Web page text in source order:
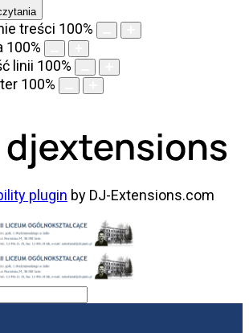
treści 100%
100%
linii 100%
100%
plugin by DJ-Extensions.com